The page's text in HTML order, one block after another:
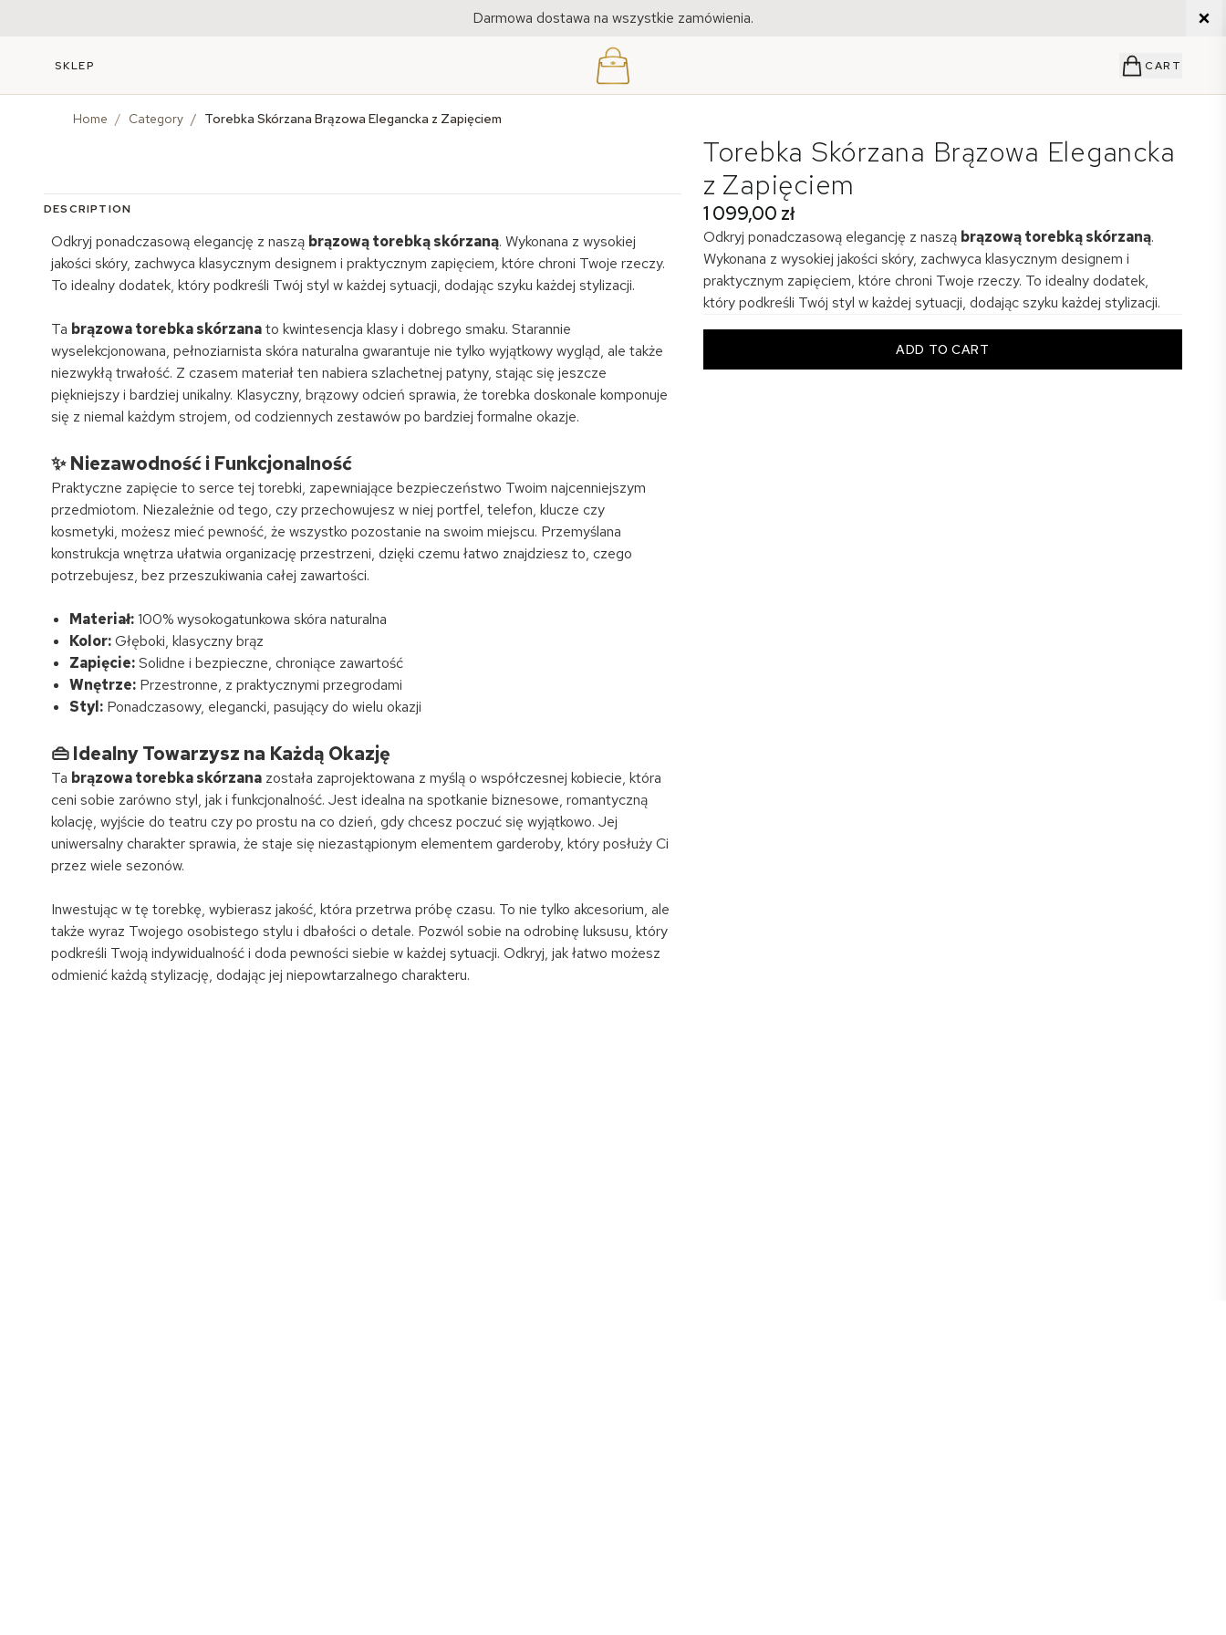
Darmowa dostawa na wszystkie zamówienia.
SKLEP CART
Home / Category / Torebka Skórzana Brązowa Elegancka z Zapięciem
Torebka Skórzana Brązowa Elegancka
z Zapięciem
1 099,00 zł
Odkryj ponadczasową elegancję z naszą brązową torebką skórzaną.
Wykonana z wysokiej jakości skóry, zachwyca klasycznym designem i
praktycznym zapięciem, które chroni Twoje rzeczy. To idealny dodatek,
który podkreśli Twój styl w każdej sytuacji, dodając szyku każdej stylizacji.
ADD TO CART
DESCRIPTION
Odkryj ponadczasową elegancję z naszą brązową torebką skórzaną. Wykonana z wysokiej
jakości skóry, zachwyca klasycznym designem i praktycznym zapięciem, które chroni Twoje rzeczy.
To idealny dodatek, który podkreśli Twój styl w każdej sytuacji, dodając szyku każdej stylizacji.
Ta brązowa torebka skórzanato kwintesencja klasy i dobrego smaku. Starannie
wyselekcjonowana, pełnoziarnista skóra naturalna gwarantuje nie tylko wyjątkowy wygląd, ale także
niezwykłą trwałość. Z czasem materiał ten nabiera szlachetnej patyny, stając się jeszcze
piękniejszy i bardziej unikalny. Klasyczny, brązowy odcień sprawia, że torebka doskonale komponuje
się z niemal każdym strojem, od codziennych zestawów po bardziej formalne okazje.
✨ Niezawodność i Funkcjonalność
Praktyczne zapięcie to serce tej torebki, zapewniające bezpieczeństwo Twoim najcenniejszym
przedmiotom. Niezależnie od tego, czy przechowujesz w niej portfel, telefon, klucze czy
kosmetyki, możesz mieć pewność, że wszystko pozostanie na swoim miejscu. Przemyślana
konstrukcja wnętrza ułatwia organizację przestrzeni, dzięki czemu łatwo znajdziesz to, czego
potrzebujesz, bez przeszukiwania całej zawartości.
Materiał:100% wysokogatunkowa skóra naturalna
Kolor:Głęboki, klasyczny brąz
Zapięcie:Solidne i bezpieczne, chroniące zawartość
Wnętrze: Przestronne, z praktycznymi przegrodami
Styl: Ponadczasowy, elegancki, pasujący do wielu okazji
👜 Idealny Towarzysz na Każdą Okazję
Ta brązowa torebka skórzana została zaprojektowana z myślą o współczesnej kobiecie, która
ceni sobie zarówno styl, jak i funkcjonalność. Jest idealna na spotkanie biznesowe, romantyczną
kolację, wyjście do teatru czy po prostu na co dzień, gdy chcesz poczuć się wyjątkowo. Jej
uniwersalny charakter sprawia, że staje się niezastąpionym elementem garderoby, który posłuży Ci
przez wiele sezonów.
Inwestując w tę torebkę, wybierasz jakość, która przetrwa próbę czasu. To nie tylko akcesorium, ale
także wyraz Twojego osobistego stylu i dbałości o detale. Pozwól sobie na odrobinę luksusu, który
podkreśli Twoją indywidualność i doda pewności siebie w każdej sytuacji. Odkryj, jak łatwo możesz
odmienić każdą stylizację, dodając jej niepowtarzalnego charakteru.